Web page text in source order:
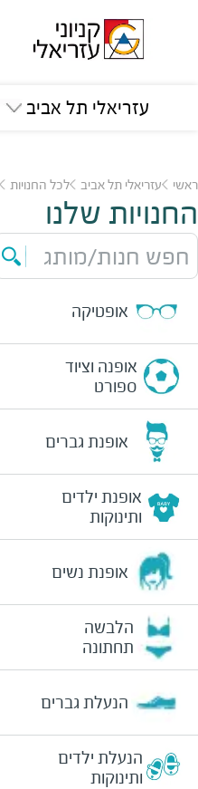
עזריאלי תל אביב
ראשי עזריאלי תל אביב לכל החנויות
החנויות שלנו
חפש חנות/מותג
אופטיקה
אופנה וציוד
ספורט
אופנת גברים
אופנת ילדים
ותינוקות
אופנת נשים
הלבשה
תחתונה
הנעלת גברים
הנעלת ילדים
ותינוקות